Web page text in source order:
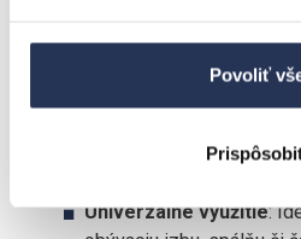
Povoliť
prvkami.
Praktické členenie:
Odolná konštrukcia:
Univerzálne využitie: